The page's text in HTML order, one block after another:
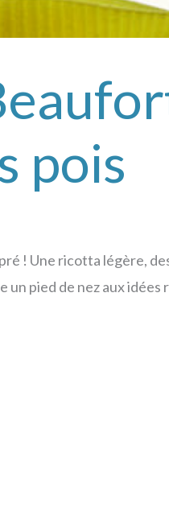
pois
! Une ricotta légère,
pied de nez aux idées